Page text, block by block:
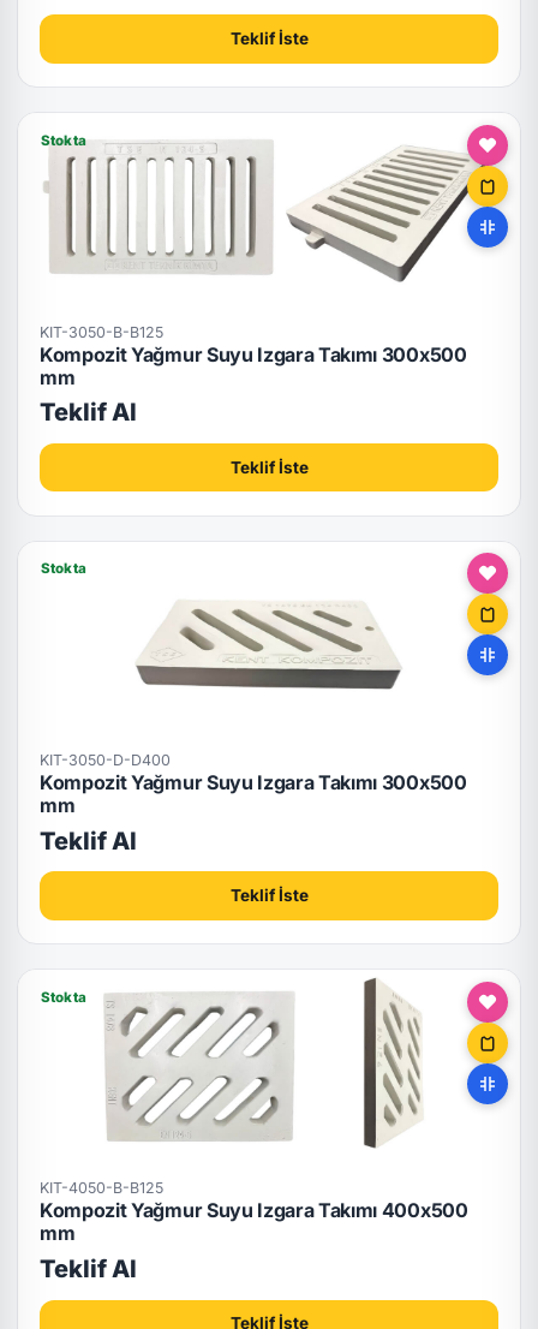
Teklif İste
Stokta
KIT-3050-B-B125
Kompozit Yağmur Suyu Izgara Takımı 300x500
mm
Teklif Al
Teklif İste
Stokta
KIT-3050-D-D400
Kompozit Yağmur Suyu Izgara Takımı 300x500
mm
Teklif Al
Teklif İste
Stokta
KIT-4050-B-B125
Kompozit Yağmur Suyu Izgara Takımı 400x500
mm
Teklif Al
Teklif İste